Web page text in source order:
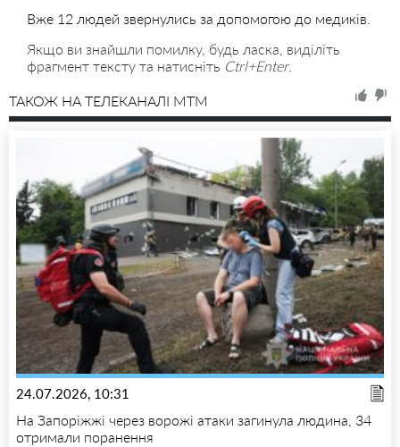
Вже 12 людей звернулись за допомогою до медиків.
Якщо ви знайшли помилку, будь ласка, виділіть
фрагмент тексту та натисніть Ctrl+Enter.
ТАКОЖ НА ТЕЛЕКАНАЛІ MTM
24.07.2026, 10:31
На Запоріжжі через ворожі атаки загинула людина, 34
отримали поранення